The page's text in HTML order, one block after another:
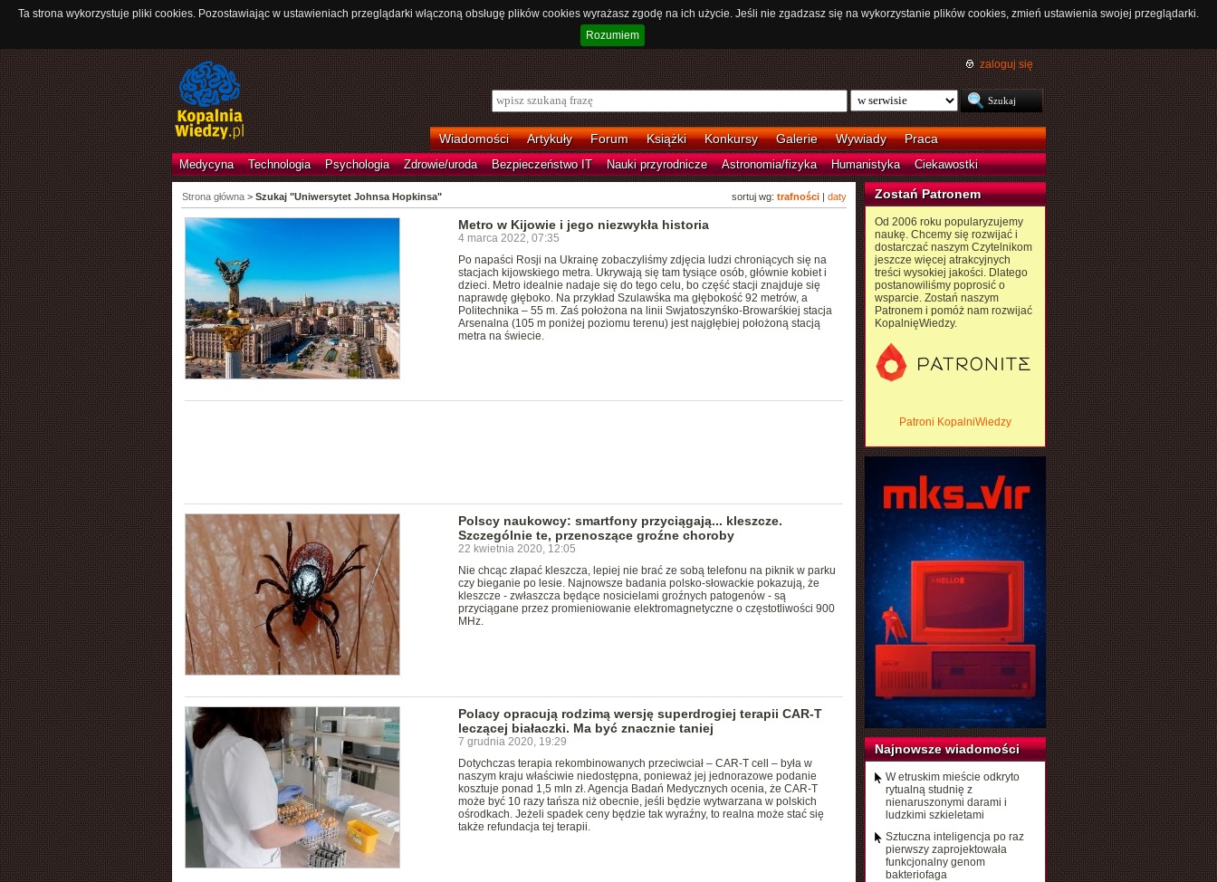
Ta strona wykorzystuje pliki cookies. Pozostawiając w ustawieniach przeglądarki włączoną obsługę plików cookies wyrażasz zgodę na ich użycie. Jeśli nie zgadzasz się na wykorzystanie plików cookies, zmień ustawienia swojej przeglądarki.
Rozumiem
zaloguj się
Wiadomości Artykuły Forum Książki Konkursy Galerie Wywiady Praca
Medycyna Technologia Psychologia Zdrowie/uroda Bezpieczeństwo IT Nauki przyrodnicze Astronomia/fizyka Humanistyka Ciekawostki
sortuj wg: trafności| daty
Strona główna> Szukaj "Uniwersytet Johnsa Hopkinsa"
Metro w Kijowie i jego niezwykła historia
4 marca 2022, 07:35
Po napaści Rosji na Ukrainę zobaczyliśmy zdjęcia ludzi chroniących się na
stacjach kijowskiego metra. Ukrywają się tam tysiące osób, głównie kobiet i
dzieci. Metro idealnie nadaje się do tego celu, bo część stacji znajduje się
naprawdę głęboko. Na przykład Szulawśka ma głębokość 92 metrów, a
Politechnika – 55 m. Zaś położona na linii Swjatoszynśko-Browarśkiej stacja
Arsenalna (105 m poniżej poziomu terenu) jest najgłębiej położoną stacją
metra na świecie.
Polscy naukowcy: smartfony przyciągają... kleszcze.
Szczególnie te, przenoszące groźne choroby
22 kwietnia 2020, 12:05
Nie chcąc złapać kleszcza, lepiej nie brać ze sobą telefonu na piknik w parku
czy bieganie po lesie. Najnowsze badania polsko-słowackie pokazują, że
kleszcze - zwłaszcza będące nosicielami groźnych patogenów - są
przyciągane przez promieniowanie elektromagnetyczne o częstotliwości 900
MHz.
Polacy opracują rodzimą wersję superdrogiej terapii CAR-T
leczącej białaczki. Ma być znacznie taniej
7 grudnia 2020, 19:29
Dotychczas terapia rekombinowanych przeciwciał – CAR-T cell – była w
naszym kraju właściwie niedostępna, ponieważ jej jednorazowe podanie
kosztuje ponad 1,5 mln zł. Agencja Badań Medycznych ocenia, że CAR-T
może być 10 razy tańsza niż obecnie, jeśli będzie wytwarzana w polskich
ośrodkach. Jeżeli spadek ceny będzie tak wyraźny, to realna może stać się
także refundacja tej terapii.
Zostań Patronem
Od 2006 roku popularyzujemy
naukę. Chcemy się rozwijać i
dostarczać naszym Czytelnikom
jeszcze więcej atrakcyjnych
treści wysokiej jakości. Dlatego
postanowiliśmy poprosić o
wsparcie. Zostań naszym
Patronem i pomóż nam rozwijać
KopalnięWiedzy.
Patroni KopalniWiedzy
Najnowsze wiadomości
W etruskim mieście odkryto
rytualną studnię z
nienaruszonymi darami i
ludzkimi szkieletami
Sztuczna inteligencja po raz
pierwszy zaprojektowała
funkcjonalny genom
bakteriofaga